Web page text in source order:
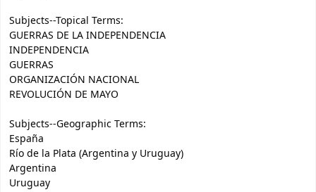
Subjects--Topical Terms:
GUERRAS DE LA INDEPENDENCIA
INDEPENDENCIA
GUERRAS
ORGANIZACIÓN NACIONAL
REVOLUCIÓN DE MAYO
Subjects--Geographic Terms:
España
Río de la Plata (Argentina y Uruguay)
Argentina
Uruguay